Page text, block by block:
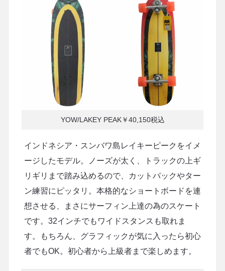
YOW/LAKEY PEAK￥40,150税込
インドネシア・スンバワ島レイキーピークをイメ
ージしたモデル。ノーズが太く、トラックの上ギ
リギリまで踏み込めるので、カットバックやター
ン練習にピッタリ。本格的なショートボードを連
想させる、まさにサーフィン上達の為のスケート
です。32インチでもワイドスタンスも取れま
す。もちろん、グラフィックが気に入ったら初心
者でもOK。初心者から上級者まで楽しめます。